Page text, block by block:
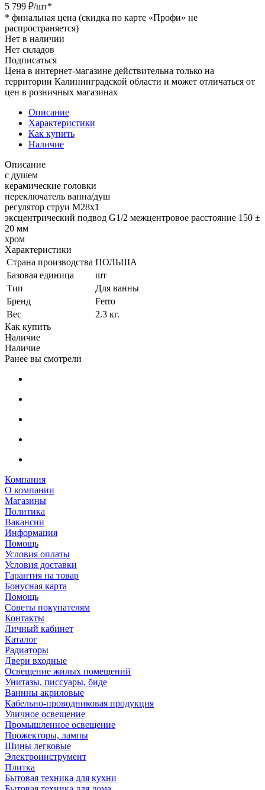
5 799 ₽/шт*
* финальная цена (скидка по карте «Профи» не
распространяется)
Нет в наличии
Нет складов
Подписаться
Цена в интернет-магазине действительна только на
территории Калининградской области и может отличаться от
цен в розничных магазинах
Описание
Характеристики
Как купить
Наличие
Описание
с душем
керамические головки
переключатель ванна/душ
регулятор струи M28x1
эксцентрический подвод G1/2 межцентровое расстояние 150 ±
20 мм
хром
Характеристики
Страна производства ПОЛЬША
Базовая единица
шт
Тип
Для ванны
Бренд
Ferro
Вес
2.3 кг.
Как купить
Наличие
Наличие
Ранее вы смотрели
Компания
О компании
Магазины
Политика
Вакансии
Информация
Помощь
Условия оплаты
Условия доставки
Гарантия на товар
Бонусная карта
Помощь
Советы покупателям
Контакты
Личный кабинет
Каталог
Радиаторы
Двери входные
Освещение жилых помещений
Унитазы, писсуары, биде
Ваннны акриловые
Кабельно-проводниковая продукция
Уличное освещение
Промышленное освещение
Прожекторы, лампы
Шины легковые
Электроинструмент
Плитка
Бытовая техника для кухни